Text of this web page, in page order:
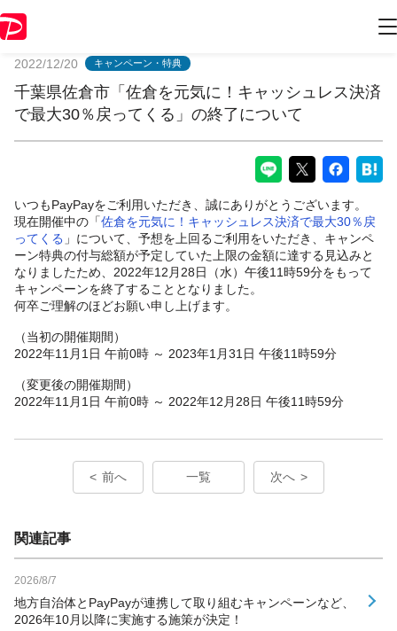
2022/12/20 キャンペーン・特典
千葉県佐倉市「佐倉を元気に！キャッシュレス決済
で最大30％戻ってくる」の終了について
いつもPayPayをご利用いただき、誠にありがとうございます。
現在開催中の「佐倉を元気に！キャッシュレス決済で最大30％戻
ってくる 」について、予想を上回るご利用をいただき、キャンペ
ーン特典の付与総額が予定していた上限の金額に達する見込みと
なりましたため、2022年12月28日（水）午後11時59分をもって
キャンペーンを終了することとなりました。
何卒ご理解のほどお願い申し上げます。
（当初の開催期間）
2022年11月1日 午前0時 ～ 2023年1月31日 午後11時59分
（変更後の開催期間）
2022年11月1日 午前0時 ～ 2022年12月28日 午後11時59分
前へ 一覧 次へ
関連記事
2026/8/7
地方自治体とPayPayが連携して取り組むキャンペーンなど、
2026年10月以降に実施する施策が決定！